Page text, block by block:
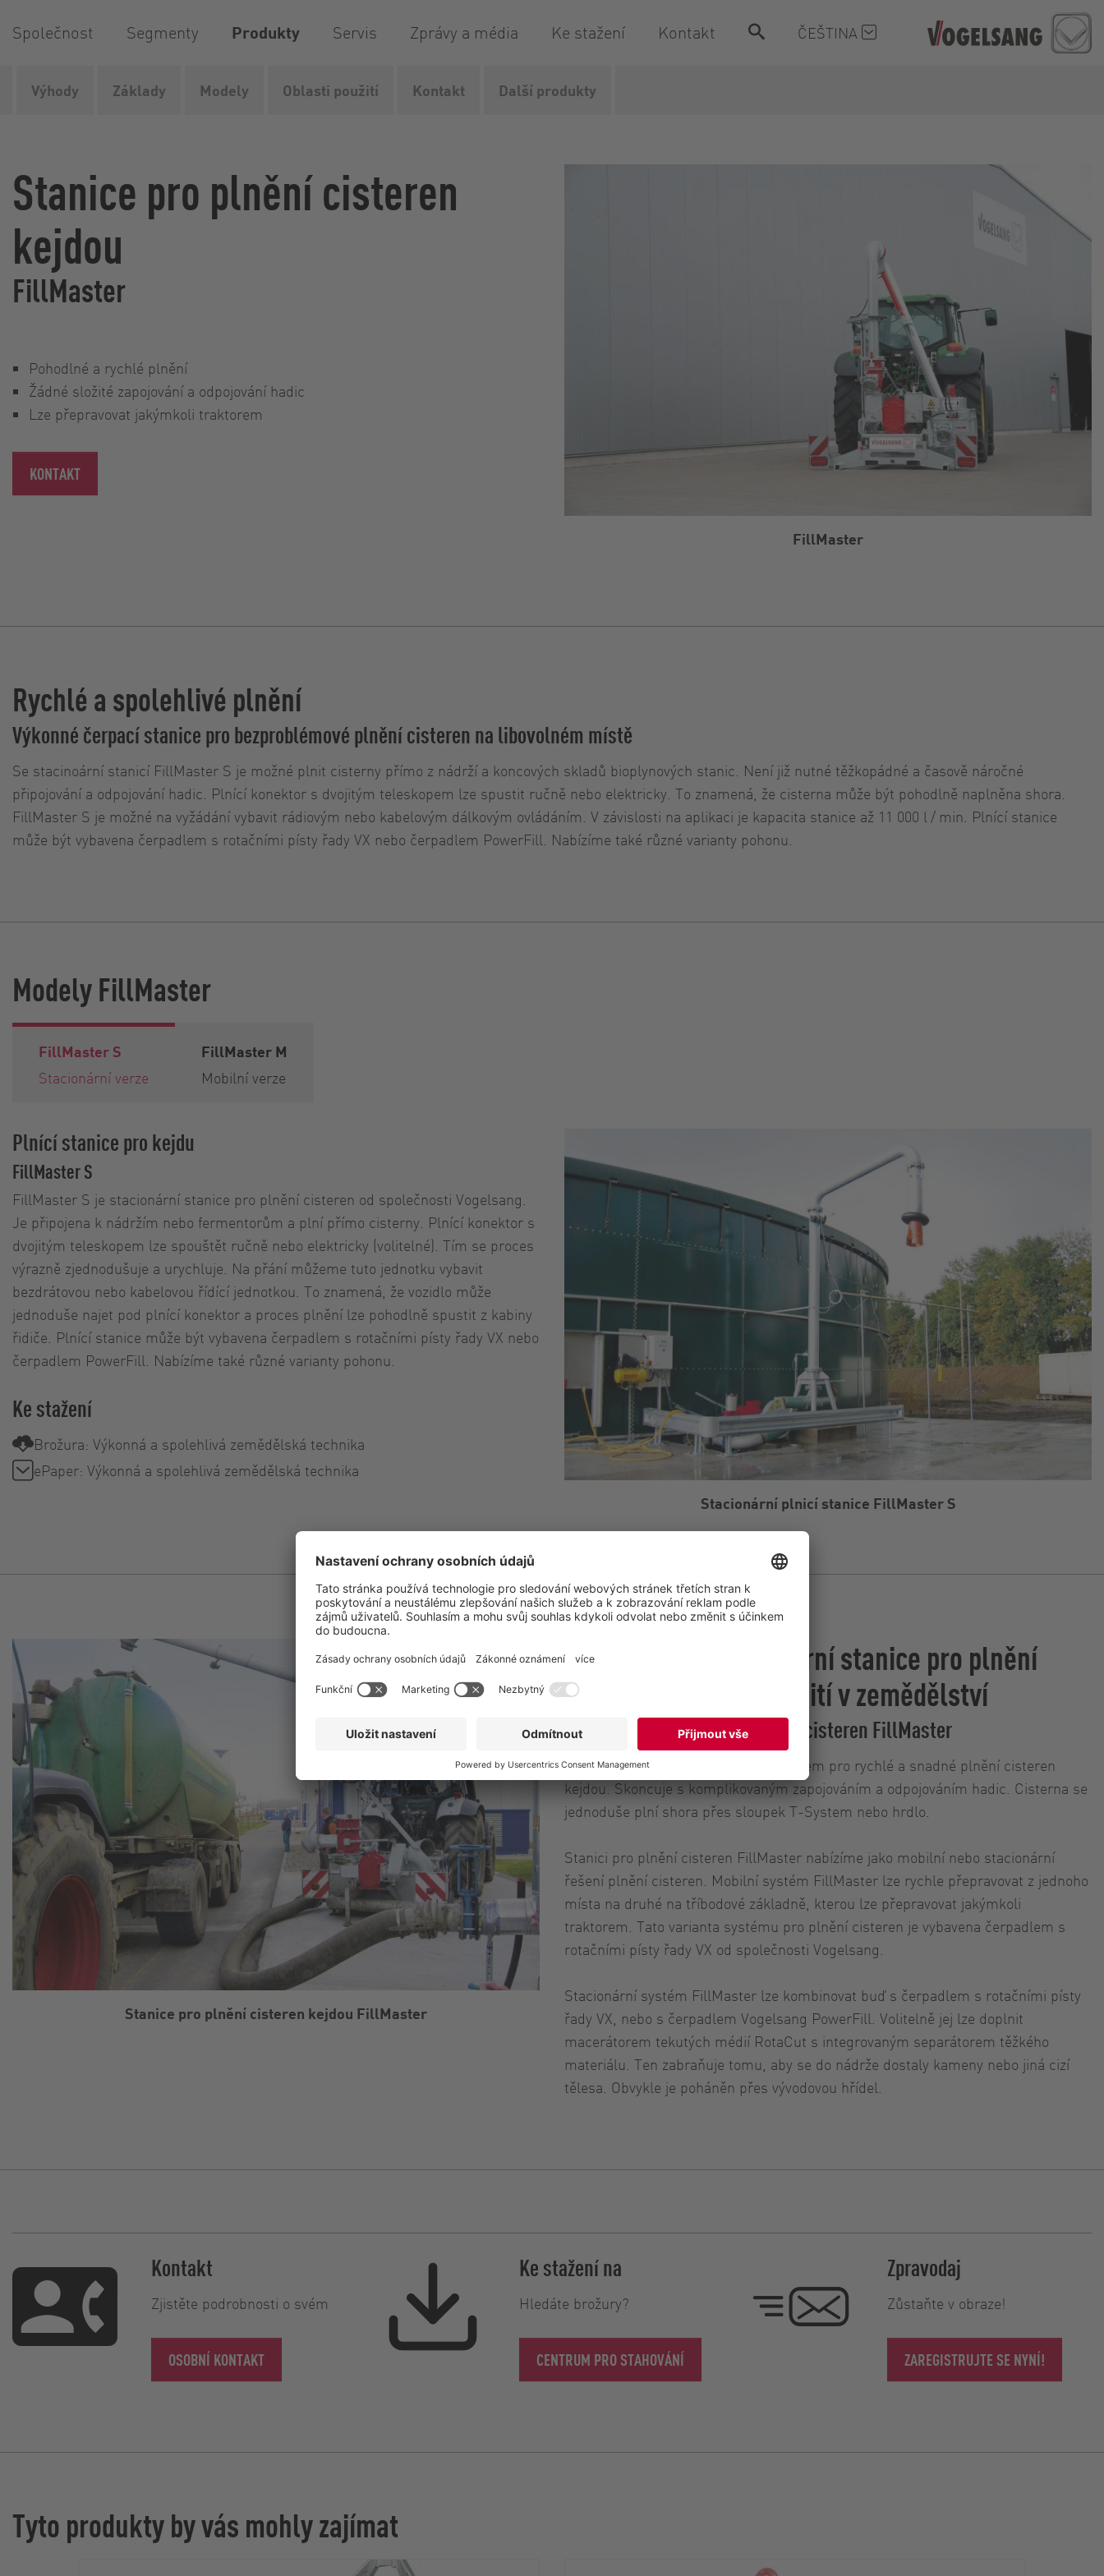
Společnost Segmenty Produkty Servis Zprávy a média Ke stažení Kontakt ČEŠTINA
Vogelsang Produkty Aplikační technologie Systémy pro plnění cisteren FillMaster
FillMaster
Stanice pro plnění cisteren
kejdou
FillMaster
Pohodlné a rychlé plnění
Žádné složité zapojování a odpojování hadic
Lze přepravovat jakýmkoli traktorem
KONTAKT
Výhody Základy Modely Oblasti použití Kontakt Další produkty
Rychlé a spolehlivé plnění
Výkonné čerpací stanice pro bezproblémové plnění cisteren na libovolném místě
Se stacinoární stanicí FillMaster S je možné plnit cisterny přímo z nádrží a koncových skladů bioplynových stanic. Není již nutné těžkopádné a časově náročné
připojování a odpojování hadic. Plnící konektor s dvojitým teleskopem lze spustit ručně nebo elektricky. To znamená, že cisterna může být pohodlně naplněna shora.
FillMaster S je možné na vyžádání vybavit rádiovým nebo kabelovým dálkovým ovládáním. V závislosti na aplikaci je kapacita stanice až 11 000 l / min. Plnící stanice
může být vybavena čerpadlem s rotačními písty řady VX nebo čerpadlem PowerFill. Nabízíme také různé varianty pohonu.
Modely FillMaster
FillMaster S
Stacionární verze
FillMaster M
Mobilní verze
Plnící stanice pro kejdu
FillMaster S
FillMaster S je stacionární stanice pro plnění cisteren od společnosti Vogelsang.
Je připojena k nádržím nebo fermentorům a plní přímo cisterny. Plnící konektor s
dvojitým teleskopem lze spouštět ručně nebo elektricky (volitelné). Tím se proces
výrazně zjednodušuje a urychluje. Na přání můžeme tuto jednotku vybavit
bezdrátovou nebo kabelovou řídící jednotkou. To znamená, že vozidlo může
jednoduše najet pod plnící konektor a proces plnění lze pohodlně spustit z kabiny
řidiče. Plnící stanice může být vybavena čerpadlem s rotačními písty řady VX nebo
čerpadlem PowerFill. Nabízíme také různé varianty pohonu.
Ke stažení
Brožura: Výkonná a spolehlivá zemědělská technika
ePaper: Výkonná a spolehlivá zemědělská technika
Stacionární plnicí stanice FillMaster S
Stanice pro plnění cisteren kejdou FillMaster
Mobilní nebo stacionární stanice pro plnění
cisteren pro vaše použití v zemědělství
Jak používat stanici pro plnění cisteren FillMaster
Systém FillMaster je ideálním nástrojem pro rychlé a snadné plnění cisteren
kejdou. Skoncuje s komplikovaným zapojováním a odpojováním hadic. Cisterna se
jednoduše plní shora přes sloupek T-System nebo hrdlo.
Stanici pro plnění cisteren FillMaster nabízíme jako mobilní nebo stacionární
řešení plnění cisteren. Mobilní systém FillMaster lze rychle přepravovat z jednoho
místa na druhé na tříbodové základně, kterou lze přepravovat jakýmkoli
traktorem. Tato varianta systému pro plnění cisteren je vybavena čerpadlem s
rotačními písty řady VX od společnosti Vogelsang.
Stacionární systém FillMaster lze kombinovat buď s čerpadlem s rotačními písty
řady VX, nebo s čerpadlem Vogelsang PowerFill. Volitelně jej lze doplnit
macerátorem tekutých médií RotaCut s integrovaným separátorem těžkého
materiálu. Ten zabraňuje tomu, aby se do nádrže dostaly kameny nebo jiná cizí
tělesa. Obvykle je poháněn přes vývodovou hřídel.
Kontakt
Zjistěte podrobnosti o svém
OSOBNÍ KONTAKT
Ke stažení na
Hledáte brožury?
CENTRUM PRO STAHOVÁNÍ
Zpravodaj
Zůstaňte v obraze!
ZAREGISTRUJTE SE NYNÍ!
Tyto produkty by vás mohly zajímat